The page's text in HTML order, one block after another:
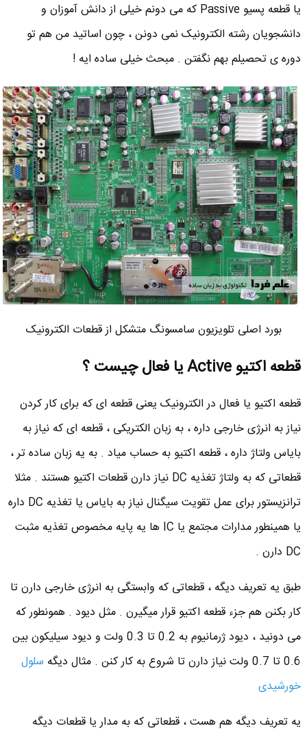
یا قطعه پسیو Passive که می دونم خیلی از دانش آموزان و
دانشجویان رشته الکترونیک نمی دونن ، چون اساتید من هم تو
دوره ی تحصیلم بهم نگفتن . مبحث خیلی ساده ایه !
بورد اصلی تلویزیون سامسونگ متشکل از قطعات الکترونیک
قطعه اکتیو Active یا فعال چیست ؟
قطعه اکتیو یا فعال در الکترونیک یعنی قطعه ای که برای کار کردن
نیاز به انرژی خارجی داره ، به زبان الکتریکی ، قطعه ای که نیاز به
بایاس ولتاژ داره ، قطعه اکتیو به حساب میاد . به یه زبان ساده تر ،
قطعاتی که به ولتاژ تغذیه DC نیاز دارن قطعات اکتیو هستند . مثلا
ترانزیستور برای عمل تقویت سیگنال نیاز به بایاس یا تغذیه DC داره
یا همینطور مدارات مجتمع یا IC ها یه پایه مخصوص تغذیه مثبت
DC دارن .
طبق یه تعریف دیگه ، قطعاتی که وابستگی به انرژی خارجی دارن تا
کار بکنن هم جزء قطعه اکتیو قرار میگیرن . مثل دیود . همونطور که
می دونید ، دیود ژرمانیوم به 0.2 تا 0.3 ولت و دیود سیلیکون بین
0.6 تا 0.7 ولت نیاز دارن تا شروع به کار کنن . مثال دیگه
سلول
خورشیدی
یه تعریف دیگه هم هست ، قطعاتی که به مدار یا قطعات دیگه